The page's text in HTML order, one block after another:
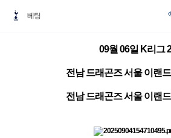
베팅
09월 06일 K리그 2
전남 드래곤즈 서울 이랜드
전남 드래곤즈 서울 이랜